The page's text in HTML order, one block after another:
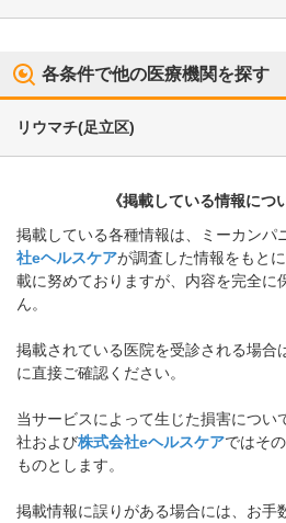
各条件で他の医療機関を探す
リウマチ(足立区)
《掲載している情報につ
掲載している各種情報は、ミーカンパ
社eヘルスケアが調査した情報をもと
載に努めておりますが、内容を完全に
ん。
掲載されている医院を受診される場合
に直接ご確認ください。
当サービスによって生じた損害につい
社および株式会社eヘルスケアではそ
ものとします。
掲載情報に誤りがある場合には、お手